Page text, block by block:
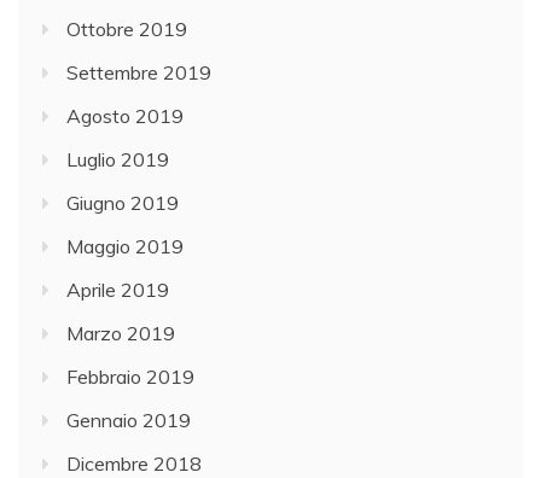
Ottobre 2019
Settembre 2019
Agosto 2019
Luglio 2019
Giugno 2019
Maggio 2019
Aprile 2019
Marzo 2019
Febbraio 2019
Gennaio 2019
Dicembre 2018